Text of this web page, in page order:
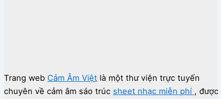
Trang web Cảm Âm Việt là một thư viện trực tuyến
chuyên về cảm âm sáo trúc sheet nhạc miễn phí , được